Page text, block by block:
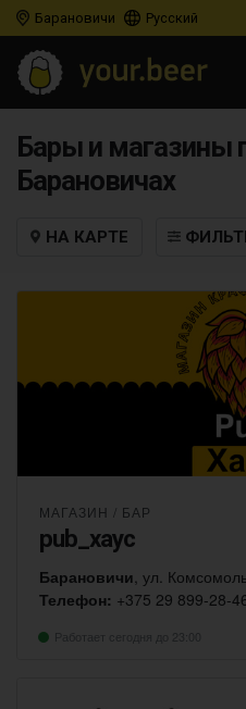
Барановичи Русский
Бары и магазины
Барановичах
НА КАРТЕ
МАГАЗИН / БАР
pub_xayc
Барановичи, ул.
Телефон: +375 29 899-28-
Работает сегодня до 23:00